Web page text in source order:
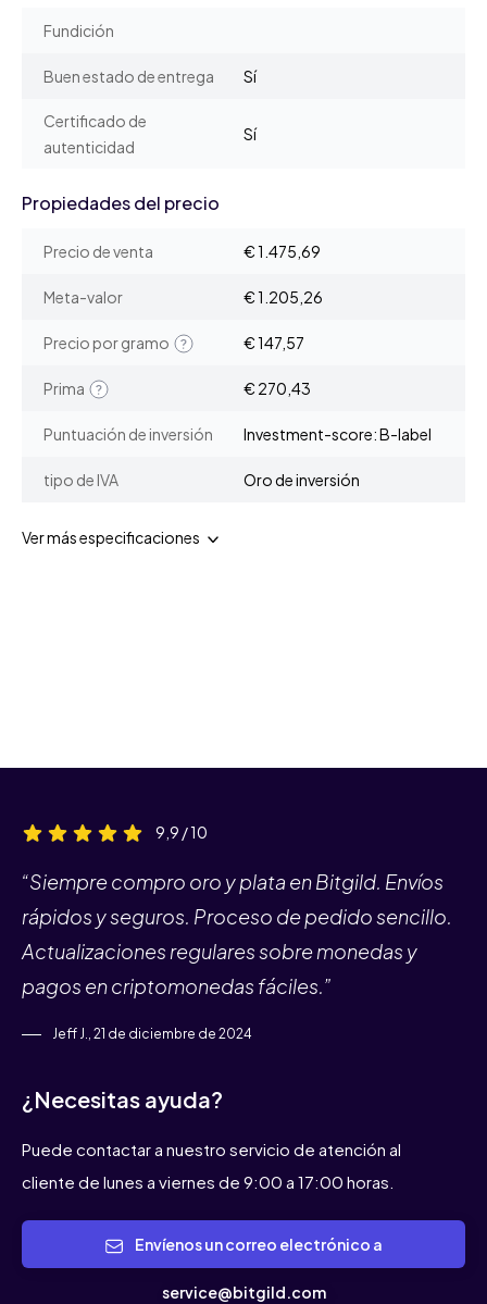
Fundición
Buen estado de entrega Sí
Certificado de
autenticidad
Sí
Propiedades del precio
Precio de venta € 1.475,69
Meta-valor € 1.205,26
Precio por gramo € 147,57
Prima € 270,43
Puntuación de inversión Investment-score: B-label
tipo de IVA Oro de inversión
Ver más especificaciones
9,9 / 10
“Siempre compro oro y plata en Bitgild. Envíos
rápidos y seguros. Proceso de pedido sencillo.
Actualizaciones regulares sobre monedas y
pagos en criptomonedas fáciles.”
Jeff J., 21 de diciembre de 2024
¿Necesitas ayuda?
Puede contactar a nuestro servicio de atención al
cliente de lunes a viernes de 9:00 a 17:00 horas.
service@bitgild.com